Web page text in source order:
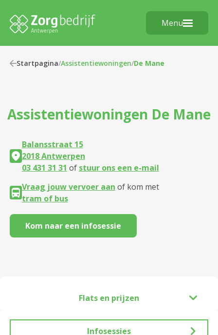
Menu
Startpagina/Assistentiewoningen/De Mane
Assistentiewoningen De Mane
Balansstraat 15
2018 Antwerpen
03 431 31 31 of stuur ons een e-mail
Vraag jouw vervoer aan of kom met
tram of bus
Kom naar een infosessie
Flats en prijzen
Infosessies